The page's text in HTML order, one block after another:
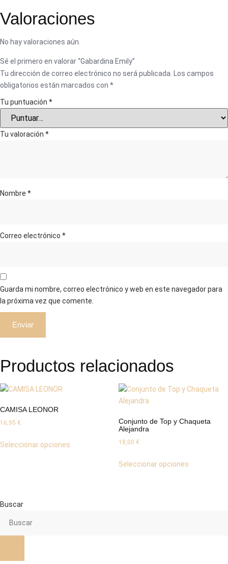
Valoraciones
No hay valoraciones aún.
Sé el primero en valorar “Gabardina Emily”
Tu dirección de correo electrónico no será publicada.
Los campos
obligatorios están marcados con *
Tu puntuación *
Tu valoración *
Nombre *
Correo electrónico *
Guarda mi nombre, correo electrónico y web en este navegador para
la próxima vez que comente.
Productos relacionados
CAMISA LEONOR
16,95 €
Seleccionar opciones
Conjunto de Top y Chaqueta
Alejandra
18,00 €
Seleccionar opcionesproducto
Buscar